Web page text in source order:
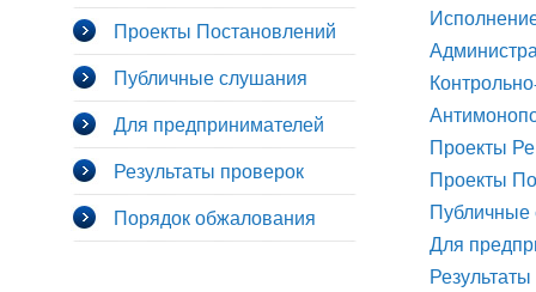
Проекты Постановлений
Публичные слушания
Для предпринимателей
Результаты проверок
Порядок обжалования
Проекты
Проекты
Публичные
Для